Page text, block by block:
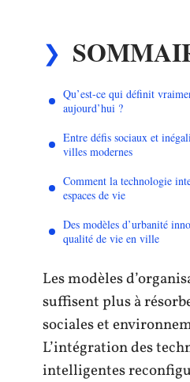
Qu’est-ce qui définit
aujourd’hui ?
Entre défis sociaux et
villes modernes
Comment la technologie
espaces de vie
Des modèles d’urbanité
qualité de vie en ville
Les modèles
suffisent plus à
sociales et
L’intégration des
intelligentes